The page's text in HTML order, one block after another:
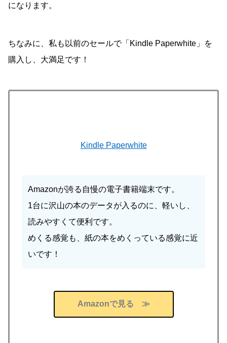
になります。
ちなみに、私も以前のセールで「Kindle Paperwhite」を
購入し、大満足です！
Kindle Paperwhite
Amazonが誇る自慢の電子書籍端末です。
1台に沢山の本のデータが入るのに、軽いし、
読みやすくて便利です。
めくる感覚も、紙の本をめくっている感覚に近
いです！
Amazonで見る ≫